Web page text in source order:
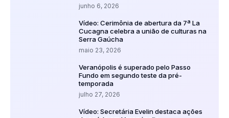
junho 6, 2026
Vídeo: Cerimônia de abertura da 7ª La
Cucagna celebra a união de culturas na
Serra Gaúcha
maio 23, 2026
Veranópolis é superado pelo Passo
Fundo em segundo teste da pré-
temporada
julho 27, 2026
Vídeo: Secretária Evelin destaca ações